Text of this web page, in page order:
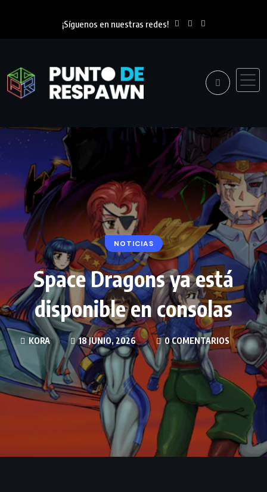
¡Síguenos en nuestras redes!
NOTICIAS
Space Dragons ya está
disponible en consolas
KORA 18 JUNIO, 2026 0 COMENTARIOS